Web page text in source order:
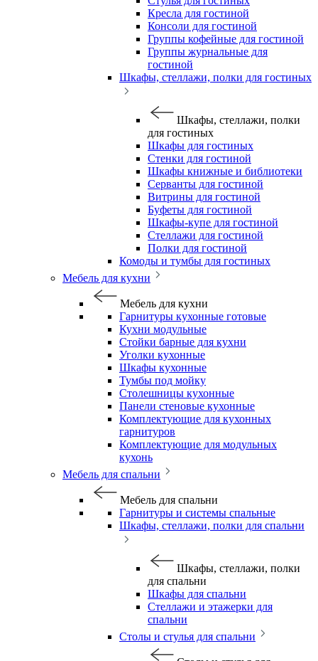
Кресла для гостиной
Консоли для гостиной
Группы кофейные для гостиной
Группы журнальные для
гостиной
Шкафы, стеллажи, полки для гостиных
Шкафы, стеллажи, полки
для гостиных
Шкафы для гостиных
Стенки для гостиной
Шкафы книжные и библиотеки
Серванты для гостиной
Витрины для гостиной
Буфеты для гостиной
Шкафы-купе для гостиной
Стеллажи для гостиной
Полки для гостиной
Комоды и тумбы для гостиных
Мебель для кухни
Мебель для кухни
Гарнитуры кухонные готовые
Кухни модульные
Стойки барные для кухни
Уголки кухонные
Шкафы кухонные
Тумбы под мойку
Столешницы кухонные
Панели стеновые кухонные
Комплектующие для кухонных
гарнитуров
Комплектующие для модульных
кухонь
Мебель для спальни
Мебель для спальни
Гарнитуры и системы спальные
Шкафы, стеллажи, полки для спальни
Шкафы, стеллажи, полки
для спальни
Шкафы для спальни
Стеллажи и этажерки для
спальни
Столы и стулья для спальни